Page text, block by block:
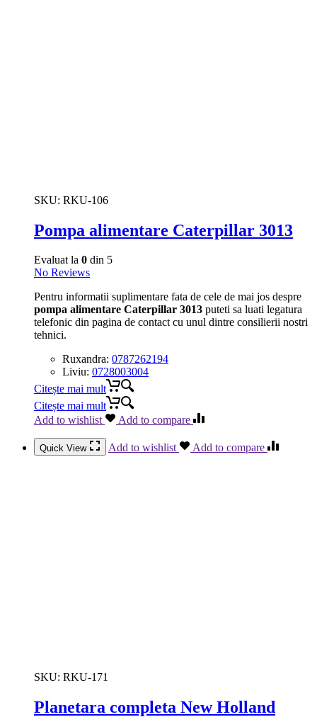
SKU: RKU-106
Pompa alimentare Caterpillar 3013
Evaluat la 0 din 5
No Reviews
Pentru informatii suplimentare fata de cele de mai jos despre
pompa alimentare Caterpillar 3013 puteti sa luati legatura
telefonic din pagina de contact cu unul dintre consilierii nostri
tehnici.
Ruxandra: 0787262194
Liviu: 0728003004
Citește mai mult
Citește mai mult
Add to wishlist
Add to compare
Quick View Add to wishlist Add to compare
SKU: RKU-171
Planetara completa New Holland